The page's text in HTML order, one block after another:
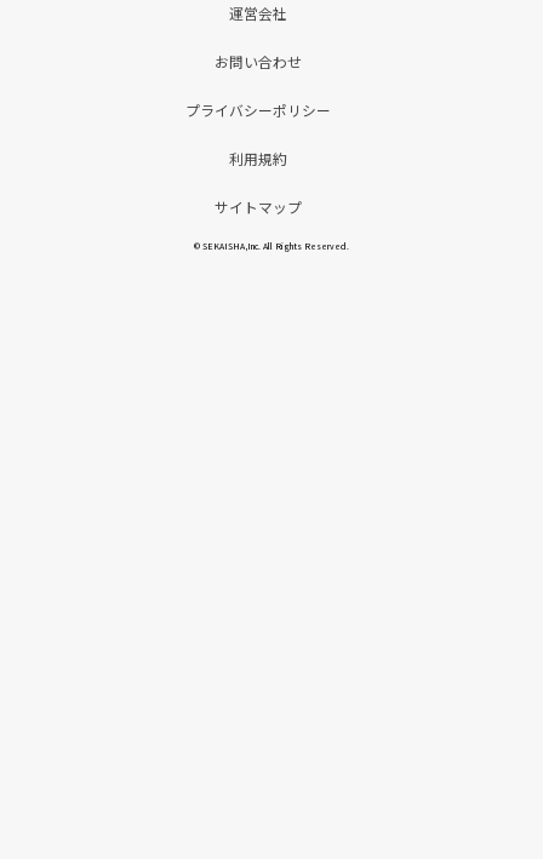
運営会社
お問い合わせ
プライバシーポリシー
利用規約
サイトマップ
© SEKAISHA,Inc. All Rights Reserved.